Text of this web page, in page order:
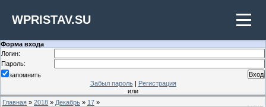
WPRISTAV.SU
Форма входа
Логин:
Пароль:
запомнить
Забыл пароль| Регистрация
или
Главная » 2018 » Декабрь » 17 »